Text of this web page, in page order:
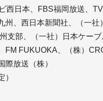
西日本、FBS福岡放送、
州、西日本新聞社、（一社
支部、（一社）日本ケー
FM FUKUOKA、（株）
際放送（株）
）